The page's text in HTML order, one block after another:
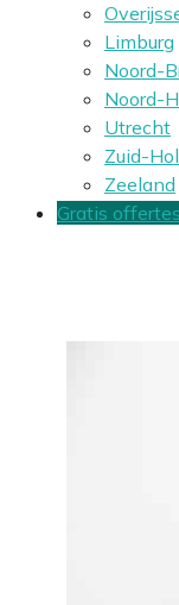
Limburg
Noord-
Noord-
Utrecht
Zuid-
Zeeland
Gratis offertes